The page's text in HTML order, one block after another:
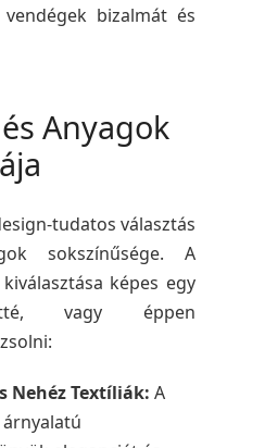
bizalmát és
Anyagok
tudatos választás
sokszínűsége. A
képes egy
vagy éppen
Nehéz Textíliák: A
árnyalatú